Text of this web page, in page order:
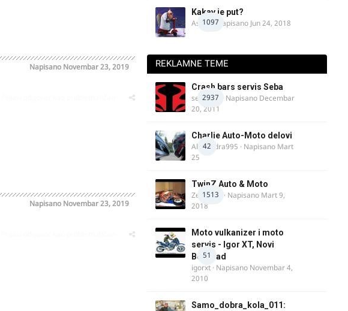
Napisano Novembar 23, 2019
Napisano Novembar 23, 2019
1097
Kakav je put?
Astral· Napisano Jun 24, 2018
REKLAMNE TEME
2937
Crash bars servis Seba
seba011 · Napisano Decembar
20, 2011
42
Charlie Auto-Moto delovi
Alexandra995 · Napisano Mart
25
1513
TwinZ Auto & Moto
Zeljkamp · Napisano Mart 9,
2018
51
Moto vulkanizer i moto
servis - Igor XT, Novi
Beograd
igorxt · Napisano Novembar 4,
2010
Samo_dobra_kola_011: